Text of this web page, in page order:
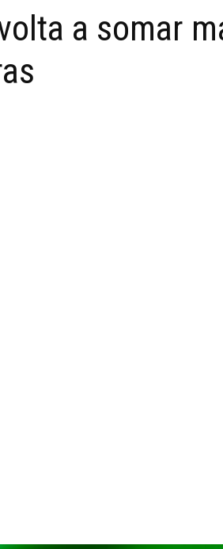
a somar